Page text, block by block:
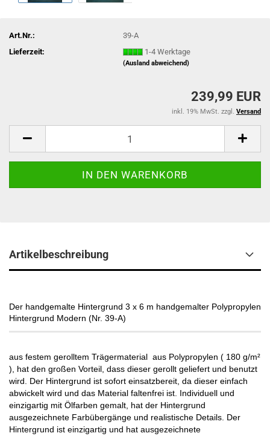
Art.Nr.:
39-A
Lieferzeit:
1-4 Werktage
(Ausland abweichend)
239,99 EUR
inkl. 19% MwSt. zzgl. Versand
Artikelbeschreibung
Der handgemalte Hintergrund 3 x 6 m handgemalter Polypropylen
Hintergrund Modern (Nr. 39-A)
aus festem gerolltem Trägermaterial aus Polypropylen ( 180 g/m²
), hat den großen Vorteil, dass dieser gerollt geliefert und benutzt
wird. Der Hintergrund ist sofort einsatzbereit, da dieser einfach
abwickelt wird und das Material faltenfrei ist. Individuell und
einzigartig mit Ölfarben gemalt, hat der Hintergrund
ausgezeichnete Farbübergänge und realistische Details. Der
Hintergrund ist einzigartig und hat ausgezeichnete